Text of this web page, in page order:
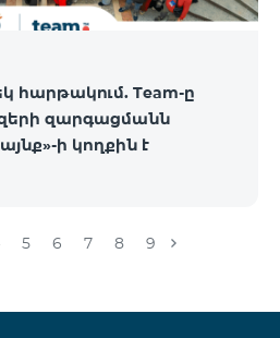
հարթակում. Team-ը
զարգացմանն
ի կողքին է
5 6 7 8 9